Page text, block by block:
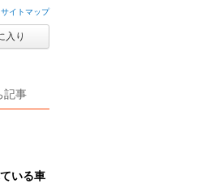
サイトマップ
入り
記事
いる車